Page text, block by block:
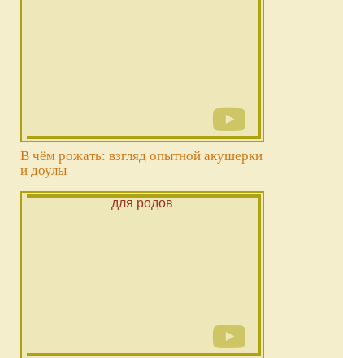
В чём рожать: взгляд опытной акушерки
и доулы